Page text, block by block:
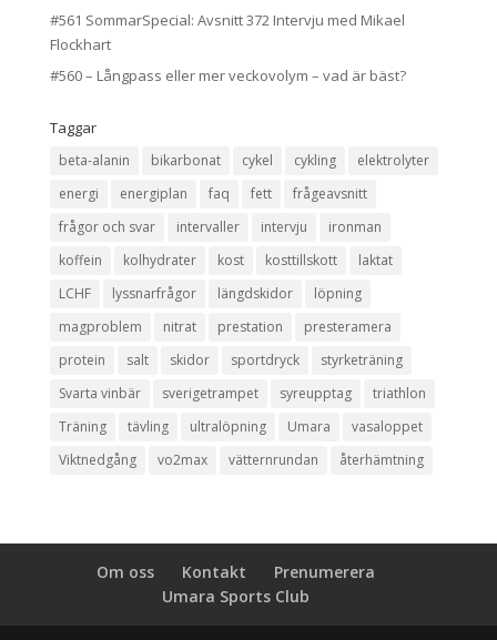
#561 SommarSpecial: Avsnitt 372 Intervju med Mikael
Flockhart
#560 – Långpass eller mer veckovolym – vad är bäst?
Taggar
beta-alanin bikarbonat cykel cykling
elektrolyter
energi
energiplan faq fett
frågeavsnitt
frågor och svar
intervaller intervju
ironman
koffein
kolhydrater kost kosttillskott
laktat
LCHF
lyssnarfrågor längdskidor
löpning
magproblem
nitrat prestation
presteramera
protein
salt skidor sportdryck
styrketräning
Svarta vinbär
sverigetrampet syreupptag
triathlon
Träning
tävling ultralöpning Umara
vasaloppet
Viktnedgång
vo2max vätternrundan återhämtning
Om oss Kontakt
Prenumerera
Umara Sports Club